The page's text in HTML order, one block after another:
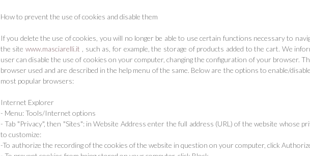
How to prevent the use of cookies and disable them
If you delete the use of cookies, you will no longer be able to use certain functions necessary to
the sitewww.masciarelli.it , such as, for example, the storage of products added to the cart. We
user can disable the use of cookies on your computer, changing the configuration of your browser.
browser used and are described in the help menu of the same. Below are the options to enable/
most popular browsers:
Internet Explorer
- Menu: Tools/Internet options
- Tab "Privacy", then "Sites": in Website Address enter the full address (URL) of the website whose
to customize:
-To authorize the recording of the cookies of the website in question on your computer, click